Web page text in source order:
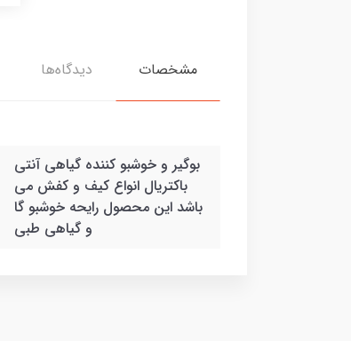
مشخصات دیدگاه‌ها
بوگیر و خوشبو کننده گیاهی آنتی
باکتریال انواع کیف و کفش می
باشد این محصول رایحه خوشبو گا
و گیاهی طبی